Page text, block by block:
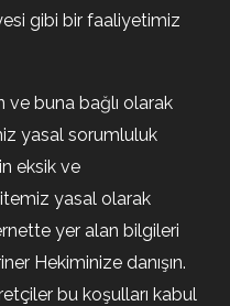
gibi bir faaliyetimiz
ve buna bağlı olarak
yasal sorumluluk
eksik ve
yasal olarak
yer alan bilgileri
Hekiminize danışın.
bu koşulları kabul